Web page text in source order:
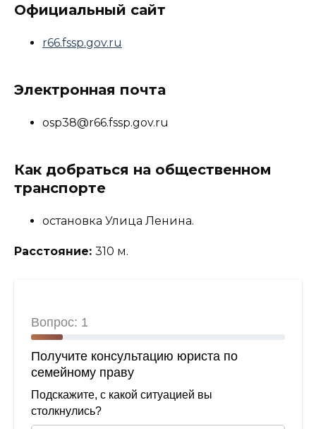
Официальный сайт
r66.fssp.gov.ru
Электронная почта
osp38@r66.fssp.gov.ru
Как добраться на общественном
транспорте
остановка Улица Ленина.
Расстояние: 310 м.